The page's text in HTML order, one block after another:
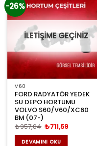
-26%
İLETİŞİME GEÇİNİZ
V60
FORD RADYATÖR YEDEK
SU DEPO HORTUMU
VOLVO S60/V60/XC60
BM (07-)
₺957,84 Orijinal
fiyat:
₺957,84.
₺711,59Şu
DEVAMINI OKU